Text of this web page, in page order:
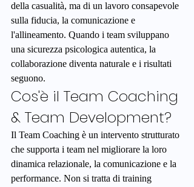
della casualità, ma di un lavoro consapevole
sulla fiducia, la comunicazione e
l'allineamento. Quando i team sviluppano
una sicurezza psicologica autentica, la
collaborazione diventa naturale e i risultati
seguono.
Cos'è il Team Coaching
& Team Development?
Il Team Coaching è un intervento strutturato
che supporta i team nel migliorare la loro
dinamica relazionale, la comunicazione e la
performance. Non si tratta di training